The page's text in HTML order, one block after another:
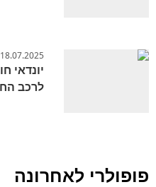
18.07.2025
לרכב
פופולרי לאחרונה